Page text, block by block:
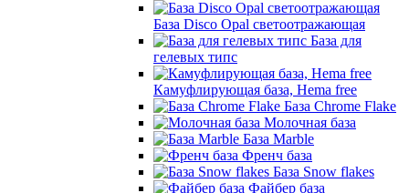
База Disco Opal светоотражающая
База для
гелевых типс
Камуфлирующая база, Hema free
База Chrome Flake
Молочная база
База Marble
Френч база
База Snow flakes
Файбер база